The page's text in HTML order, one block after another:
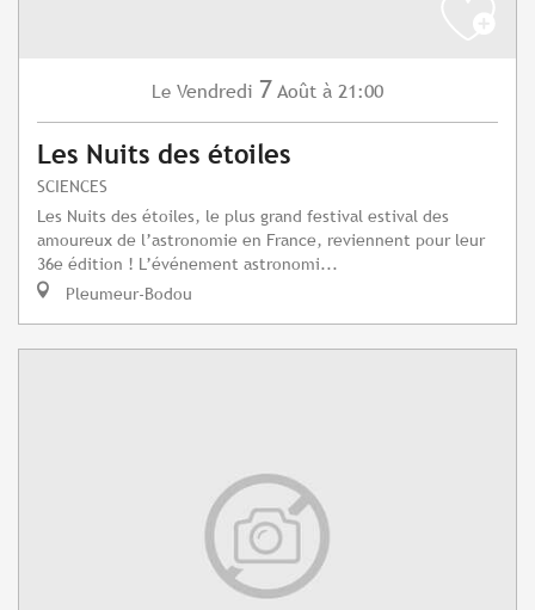
Le Vendredi 7 Août à 21:00
Les Nuits des étoiles
SCIENCES
Les Nuits des étoiles, le plus grand festival estival des
amoureux de l’astronomie en France, reviennent pour leur
36e édition ! L’événement astronomi...
Pleumeur-Bodou